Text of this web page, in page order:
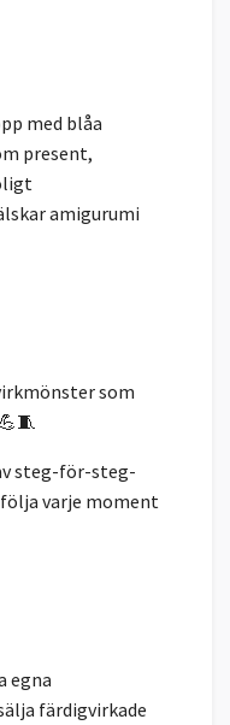
med blåa
present,
amigurumi
som
steg-för-steg-
varje moment
egna
färdigvirkade